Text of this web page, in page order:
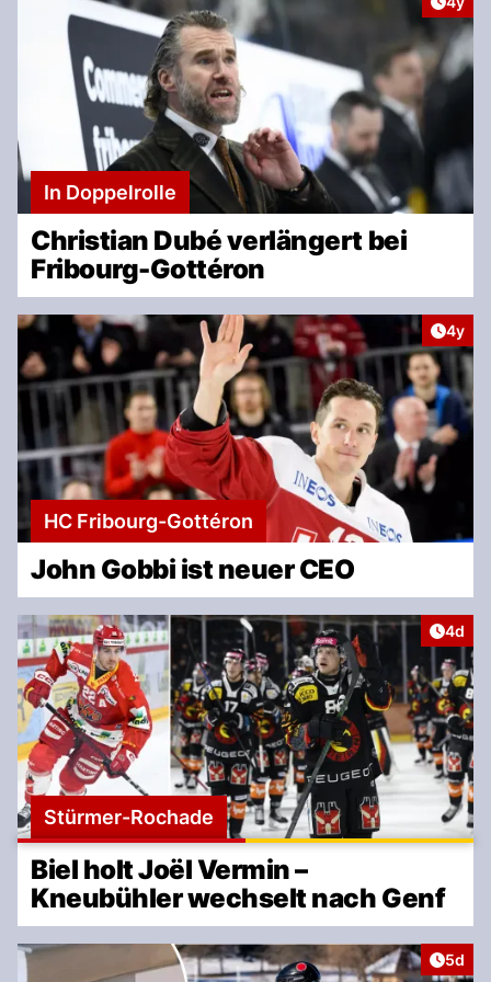
In Doppelrolle
Christian Dubé verlängert bei
Fribourg-Gottéron
4y
HC Fribourg-Gottéron
John Gobbi ist neuer CEO
4d
Stürmer-Rochade
Biel holt Joël Vermin –
Kneubühler wechselt nach Genf
5d